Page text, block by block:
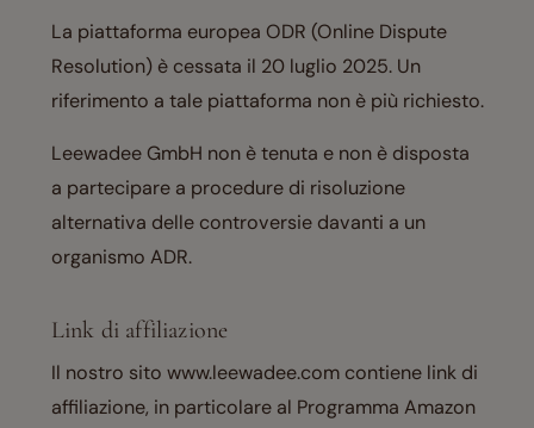
La piattaforma europea ODR (Online Dispute
Resolution) è cessata il 20 luglio 2025. Un
riferimento a tale piattaforma non è più richiesto.
Leewadee GmbH non è tenuta e non è disposta
a partecipare a procedure di risoluzione
alternativa delle controversie davanti a un
organismo ADR.
Link di affiliazione
Il nostro sito www.leewadee.com contiene link di
affiliazione, in particolare al Programma Amazon